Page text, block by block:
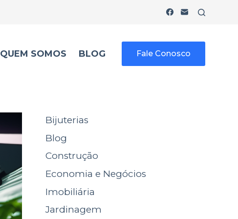
QUEM SOMOS BLOG Fale Conosco
Bijuterias
Blog
Construção
Economia e Negócios
Imobiliária
Jardinagem